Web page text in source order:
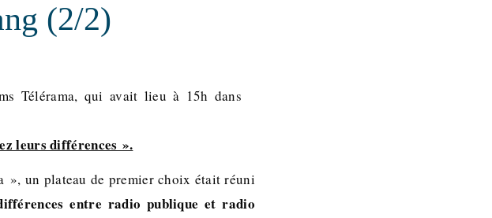
(2/2)
Télérama, qui avait lieu à 15h dans
leurs différences ».
», un plateau de premier choix était réuni
entre radio publique et radio